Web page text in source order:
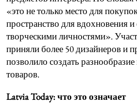
«это не только место для
пространство для вдохновения
творческими личностями».
приняли более 50 дизайнеров и
позволило создать
товаров.
Latvia Today: что это означает